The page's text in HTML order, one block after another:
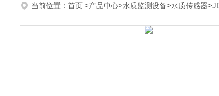
当前位置： 首页 >产品中心>水质监测设备>水质传感器